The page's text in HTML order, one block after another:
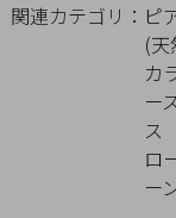
関連カテゴリ： ピ
(
カ
ー
ス
ロ
ー
用